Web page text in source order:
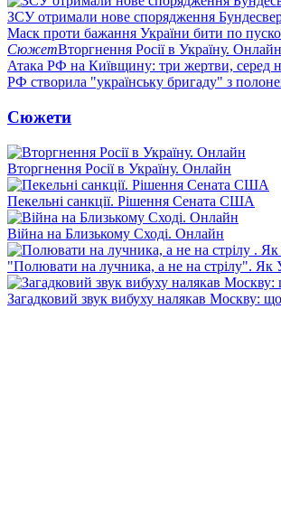
ЗСУ отримали нове спорядження
Маск проти бажання України бити по
СюжетВторгнення Росії в Україну. Онлайн
Атака РФ на Київщину: три жертви, серед
РФ створила "українську бригаду" з
Сюжети
Вторгнення Росії в Україну. Онлайн
Пекельні санкції. Рішення Сената США
Війна на Близькому Сході. Онлайн
"Полювати на лучника, а не на стрілу". Як
Загадковий звук вибуху налякав Москву: